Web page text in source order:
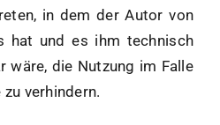
in dem der Autor von
hat und es ihm technisch
wäre, die Nutzung im Falle
verhindern.